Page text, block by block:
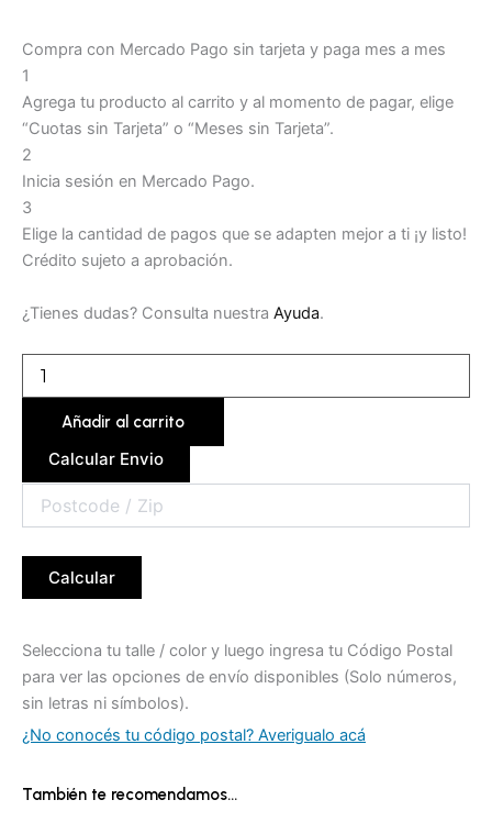
Compra con Mercado Pago sin tarjeta y paga mes a mes
1
Agrega tu producto al carrito y al momento de pagar, elige
“Cuotas sin Tarjeta” o “Meses sin Tarjeta”.
2
Inicia sesión en Mercado Pago.
3
Elige la cantidad de pagos que se adapten mejor a ti ¡y listo!
Crédito sujeto a aprobación.
¿Tienes dudas? Consulta nuestra Ayuda.
Añadir al carrito
Calcular Envio
Calcular
Selecciona tu talle / color y luego ingresa tu Código Postal
para ver las opciones de envío disponibles (Solo números,
sin letras ni símbolos).
¿No conocés tu código postal? Averigualo acá
También te recomendamos…